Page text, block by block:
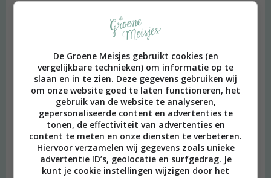
De Groene Meisjes gebruikt cookies (en
vergelijkbare technieken) om informatie op te
slaan en in te zien. Deze gegevens gebruiken wij
om onze website goed te laten functioneren, het
gebruik van de website te analyseren,
gepersonaliseerde content en advertenties te
tonen, de effectiviteit van advertenties en
content te meten en onze diensten te verbeteren.
Hiervoor verzamelen wij gegevens zoals unieke
advertentie ID’s, geolocatie en surfgedrag. Je
kunt je cookie instellingen wijzigen door het